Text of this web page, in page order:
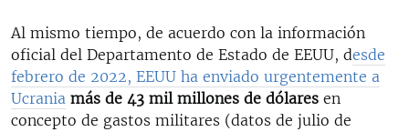
Al mismo tiempo, de acuerdo con la información
oficial del Departamento de Estado de EEUU, desde
febrero de 2022, EEUU ha enviado urgentemente a
Ucrania más de 43 mil millones de dólares en
concepto de gastos militares (datos de julio de